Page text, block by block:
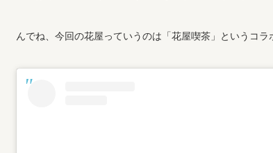
んでね、今回の花屋っていうのは「花屋喫茶」というコラ